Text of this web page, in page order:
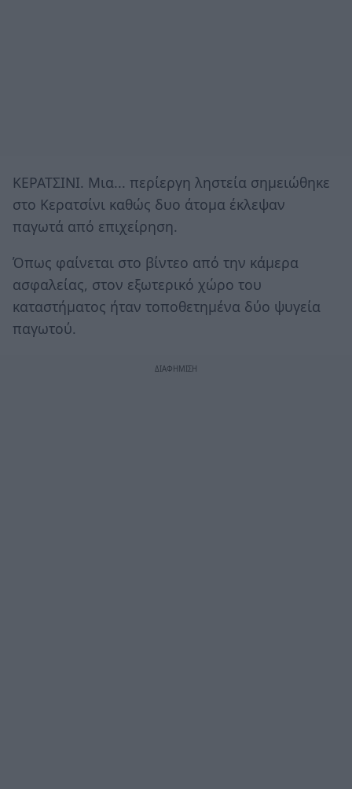
ΚΕΡΑΤΣΙΝΙ. Μια... περίεργη ληστεία σημειώθηκε
στο Κερατσίνι καθώς δυο άτομα έκλεψαν
παγωτά από επιχείρηση.
Όπως φαίνεται στο βίντεο από την κάμερα
ασφαλείας, στον εξωτερικό χώρο του
καταστήματος ήταν τοποθετημένα δύο ψυγεία
παγωτού.